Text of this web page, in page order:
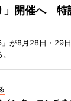
」開催へ 特
」が8月28日・29